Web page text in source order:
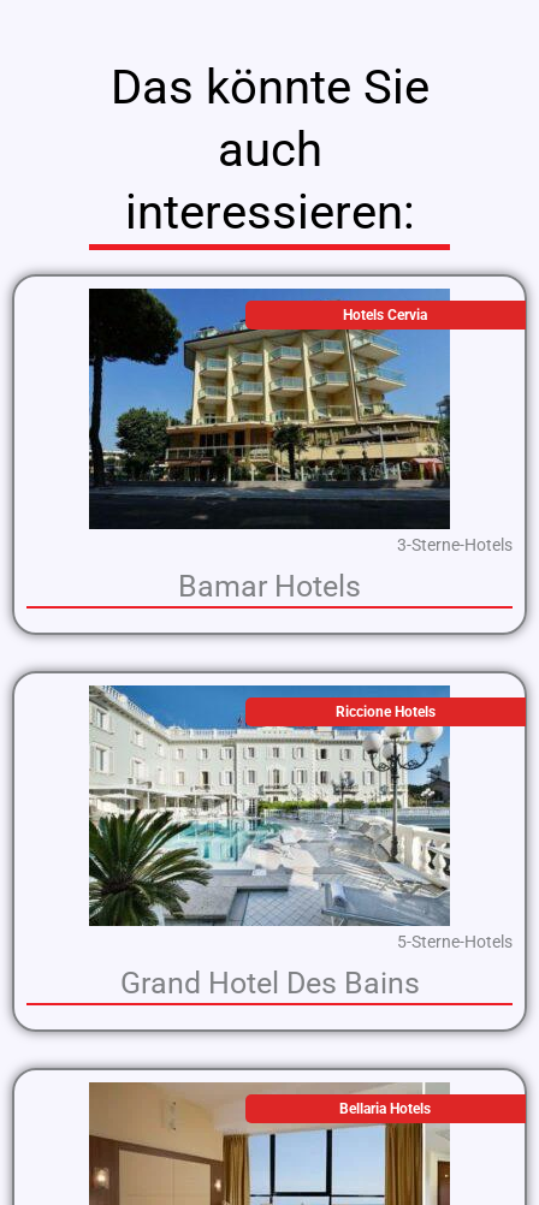
Das könnte Sie
auch
interessieren:
Hotels Cervia
3-Sterne-Hotels
Bamar Hotels
Riccione Hotels
5-Sterne-Hotels
Grand Hotel Des Bains
Bellaria Hotels